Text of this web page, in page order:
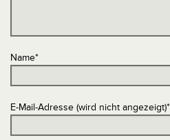
Name*
E-Mail-Adresse (wird nicht angezeigt)*